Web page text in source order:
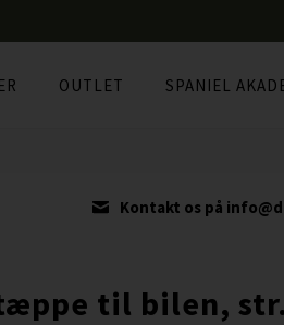
OUTLET SPANIEL
Kontakt os på
til bilen,